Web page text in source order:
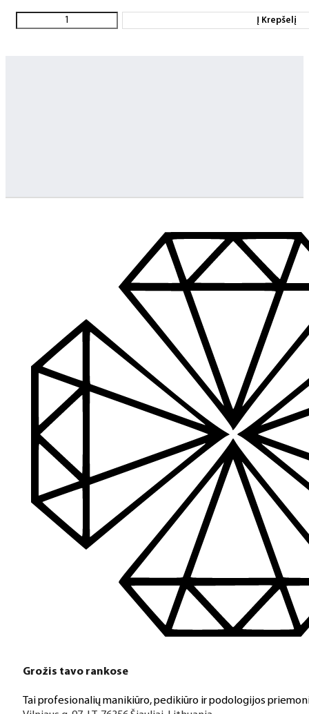
Į Krepšelį
Jeigu turite klausimų ar iškilo problemų su užsakymu, mus
Aukštos kokybės produkcija
Mes siūlome tik aukščiausios kokybės produktus nagams,
Platus prekių katalogas
Turime daugiau nei 3000 produktų visiems Jūsų poreikiams
PDF katalogas
Greitas pristatymas
Visus produktus turime vietoje ir pristatome visoje
Jeigu turite klausimų ar iškilo problemų su užsakymu, mus
Aukštos kokybės produkcija